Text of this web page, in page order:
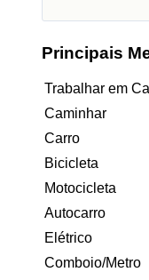
Principais
Trabalhar em
Caminhar
Carro
Bicicleta
Motocicleta
Autocarro
Elétrico
Comboio/Metro